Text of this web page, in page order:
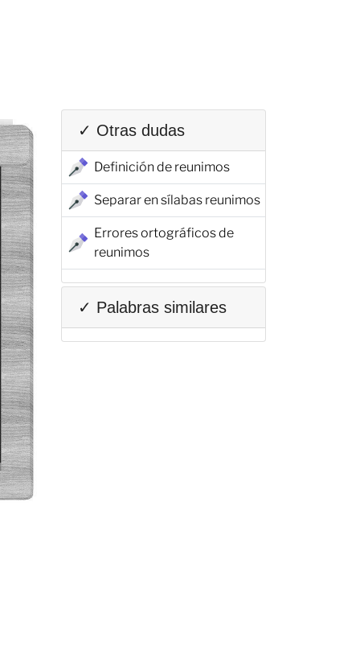
✓ Otras dudas
Definición de reunimos
Separar en sílabas reunimos
Errores ortográficos de
reunimos
✓ Palabras similares